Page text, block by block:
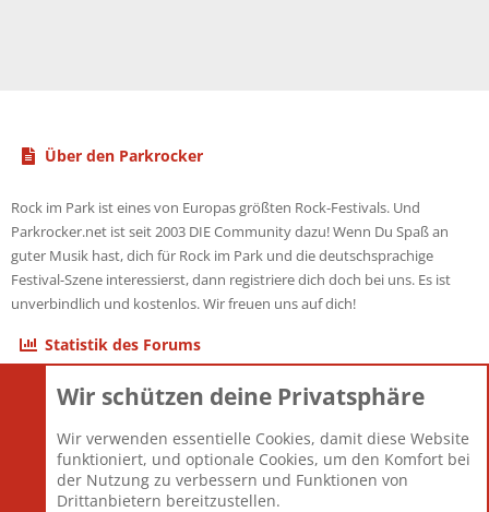
Über den Parkrocker
Rock im Park ist eines von Europas größten Rock-Festivals. Und
Parkrocker.net ist seit 2003 DIE Community dazu! Wenn Du Spaß an
guter Musik hast, dich für Rock im Park und die deutschsprachige
Festival-Szene interessierst, dann registriere dich doch bei uns. Es ist
unverbindlich und kostenlos. Wir freuen uns auf dich!
Statistik des Forums
Themen
Mitglieder
12.427
Neuestes Mitglied
Berlin
Wir schützen deine Privatsphäre
Wir verwenden essentielle Cookies, damit diese Website
funktioniert, und optionale Cookies, um den Komfort bei
der Nutzung zu verbessern und Funktionen von
Drittanbietern bereitzustellen.